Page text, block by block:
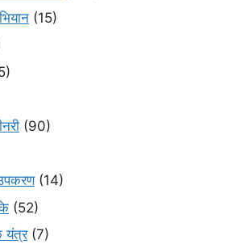
(15)
(90)
(14)
(52)
यंत्र(7)